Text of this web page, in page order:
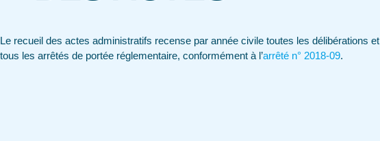
Le recueil des actes administratifs recense par année civile toutes les délibérations et
tous les arrêtés de portée réglementaire, conformément à l’arrêté n° 2018-09.